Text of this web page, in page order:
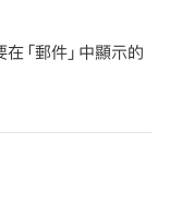
「郵件」中顯示的